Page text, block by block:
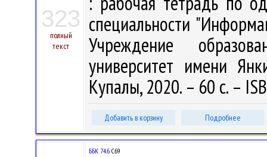
323
полный
текст
специальности
Учреждение
университет имени
Купалы, 2020. – 60 с. –
Добавить в корзину Подробнее
ББК 74.6 С69